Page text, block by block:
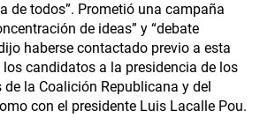
de todos”. Prometió una campaña
de ideas” y “debate
haberse contactado previo a esta
candidatos a la presidencia de los
la Coalición Republicana y del
con el presidente Luis Lacalle Pou.